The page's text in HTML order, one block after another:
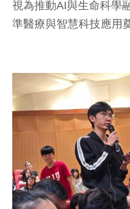
視為推動AI與生命科學
準醫療與智慧科技應用